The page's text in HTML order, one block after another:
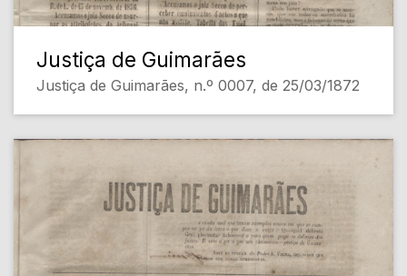
Justiça de Guimarães
Justiça de Guimarães, n.º 0007, de 25/03/1872